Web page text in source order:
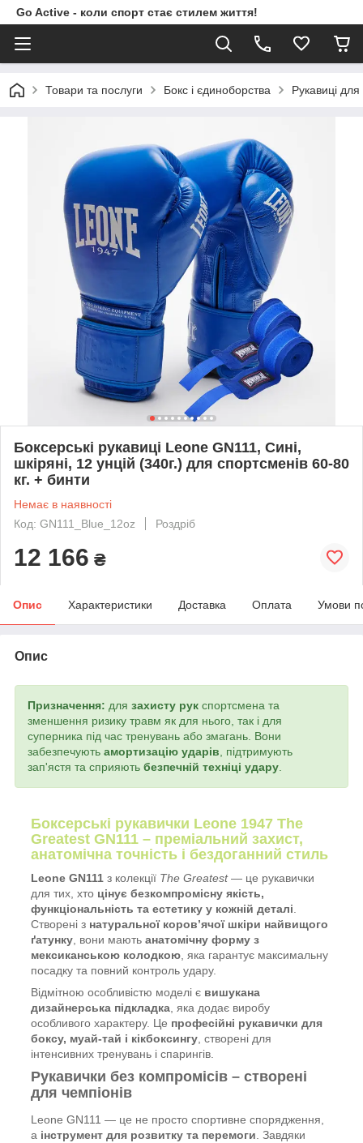
Go Active - коли спорт стає стилем життя!
Товари та послуги Бокс і єдиноборства Рукавиці для
Боксерські рукавиці Leone GN111, Сині,
шкіряні, 12 унцій (340г.) для спортсменів 60-80
кг. + бинти
Немає в наявності
Код: GN111_Blue_12oz
Роздріб
12 166 ₴
Опис Характеристики Доставка Оплата Умови
Опис
Призначення: для захисту рук спортсмена та
зменшення ризику травм як для нього, так і для
суперника під час тренувань або змагань. Вони
забезпечують амортизацію ударів , підтримують
зап'ястя та сприяють безпечній техніці удару
Боксерські рукавички Leone 1947 The
Greatest GN111 – преміальний захист,
анатомічна точність і бездоганний стиль
Leone GN111 з колекції The Greatest— це рукавички
для тих, хто цінує безкомпромісну якість,
функціональність та естетику у кожній деталі
Створені з натуральної коров’ячої шкіри найвищого
ґатунку , вони мають анатомічну форму з
мексиканською колодкою , яка гарантує максимальну
посадку та повний контроль удару.
Відмітною особливістю моделі є вишукана
дизайнерська підкладка , яка додає виробу
особливого характеру. Це професійні рукавички для
боксу, муай-тай і кікбоксингу , створені для
інтенсивних тренувань і спарингів.
Рукавички без компромісів – створені
для чемпіонів
Leone GN111 — це не просто спортивне спорядження,
а інструмент для розвитку та перемоги. Завдяки